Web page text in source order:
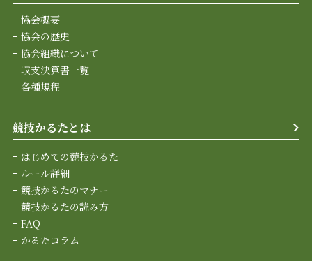
協会概要
協会の歴史
協会組織について
収支決算書一覧
各種規程
競技かるたとは
はじめての競技かるた
ルール詳細
競技かるたのマナー
競技かるたの読み方
FAQ
かるたコラム